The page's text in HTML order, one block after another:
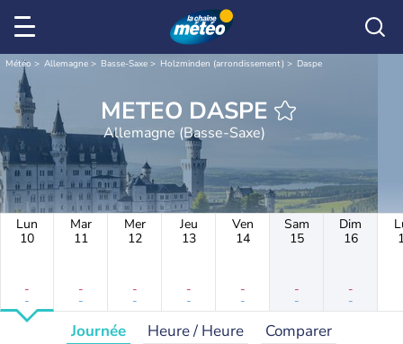
Météo Allemagne Basse-Saxe Holzminden (arrondissement) Daspe
METEO DASPE
Allemagne (Basse-Saxe)
Lun
10
-
-
Mar
11
-
-
Mer
12
-
-
Jeu
13
-
-
Ven
14
-
-
Sam
15
-
-
Dim
16
-
-
Journée Heure / Heure Comparer